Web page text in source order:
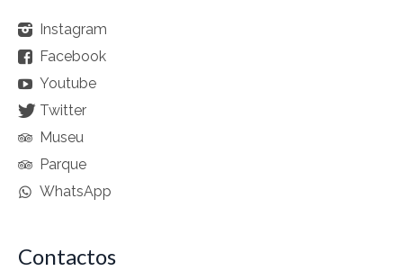
Instagram
Facebook
Youtube
Twitter
Museu
Parque
WhatsApp
Contactos